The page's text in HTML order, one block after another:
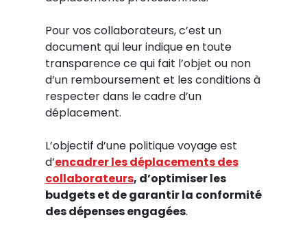
Pour vos collaborateurs, c’est un
document qui leur indique en toute
transparence ce qui fait l’objet ou non
d’un remboursement et les conditions à
respecter dans le cadre d’un
déplacement.
L’objectif d’une politique voyage est
d’encadrer les déplacements des
collaborateurs, d’optimiser les
budgets et de garantir la conformité
des dépenses engagées.